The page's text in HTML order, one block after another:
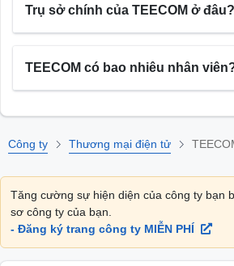
Trụ sở chính của TEECOM ở đâu?
TEECOM có bao nhiêu nhân
Công ty Thương mại điện tử
Tăng cường sự hiện diện của công ty bạn
sơ công ty của bạn.
- Đăng ký trang công ty MIỄN PHÍ